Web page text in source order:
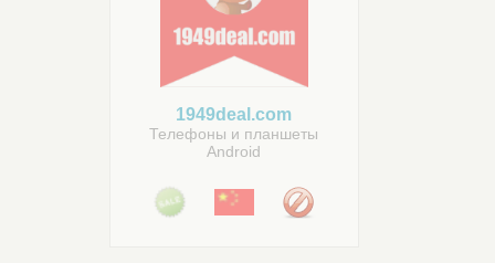
1949deal.com
Телефоны и планшеты
Android